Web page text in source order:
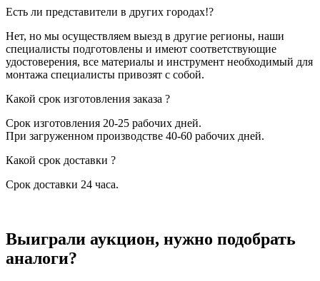
Есть ли представители в других городах!?
Нет, но мы осуществляем выезд в другие регионы, наши
специалисты подготовлены и имеют соответствующие
удостоверения, все материалы и инструмент необходимый для
монтажа специалисты привозят с собой.
Какой срок изготовления заказа ?
Срок изготовления 20-25 рабочих дней.
При загруженном производстве 40-60 рабочих дней.
Какой срок доставки ?
Срок доставки 24 часа.
Выиграли аукцион, нужно подобрать
аналоги?